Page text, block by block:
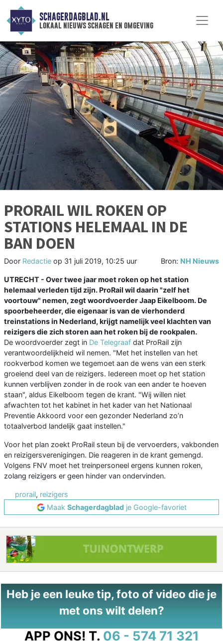
SCHAGERDAGBLAD.NL
lokaal nieuws schagen en omgeving
PRORAIL WIL ROKEN OP
STATIONS HELEMAAL IN DE
BAN DOEN
Door Redactie op 31 juli 2019, 10:25 uur Bron: NH Nieuws
UTRECHT - Over twee jaar moet roken op het station
helemaal verleden tijd zijn. ProRail wil daarin "zelf het
voortouw" nemen, zegt woordvoerder Jaap Eikelboom. De
spoorbeheerder, die eigenaar is van de vierhonderd
treinstations in Nederland, krijgt namelijk veel klachten van
reizigers die zich storen aan het roken bij de rookpalen.
De woordvoerder zegt in De Telegraaf dat ProRail zijn
verantwoordelijkheid wil nemen. "Met het instellen van het
rookverbod komen we tegemoet aan de wens van een sterk
groeiend deel van de reizigers. Iedereen moet op het station
kunnen verblijven zonder in de rook van een ander te hoeven
staan", aldus Eikelboom tegen de krant. "Wij willen niet
afwachten tot het kabinet in het kader van het Nationaal
Preventie Akkoord voor een gezonder Nederland zo’n
totaalverbod landelijk gaat instellen."
Voor het plan zoekt ProRail steun bij de vervoerders, vakbonden
en reizigersverenigingen. Die reageren in de krant gemengd.
Volgens FNV moet het treinpersoneel ergens kunnen roken,
zolang reizigers er geen hinder van ondervinden.
prorail, reizigers
Maak Schagerdagbladje Google-favoriet
Heb je een leuke tip, foto of video die je
met ons wilt delen?
APP ONS! T. 06 - 574 71 321